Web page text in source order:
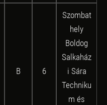
B 6
Szombat
hely
Boldog
Salkaház
i Sára
Techniku
m és